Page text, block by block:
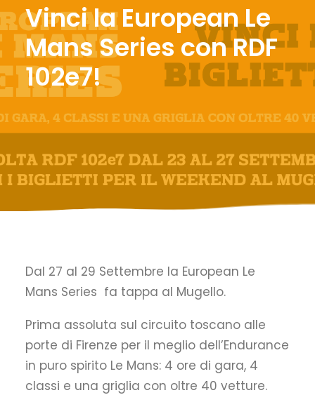
Vinci la European Le
Mans Series con RDF
102e7!
Dal 27 al 29 Settembre la European Le
Mans Series fa tappa al Mugello.
Prima assoluta sul circuito toscano alle
porte di Firenze per il meglio dell’Endurance
in puro spirito Le Mans: 4 ore di gara, 4
classi e una griglia con oltre 40 vetture.